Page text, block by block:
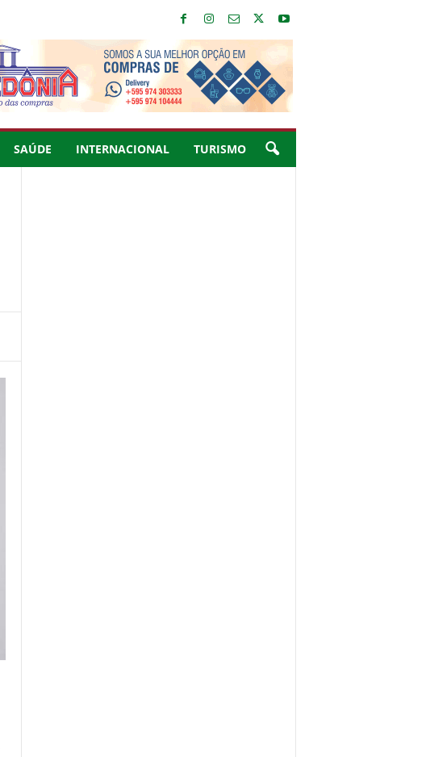
SAÚDE INTERNACIONAL TURISMO